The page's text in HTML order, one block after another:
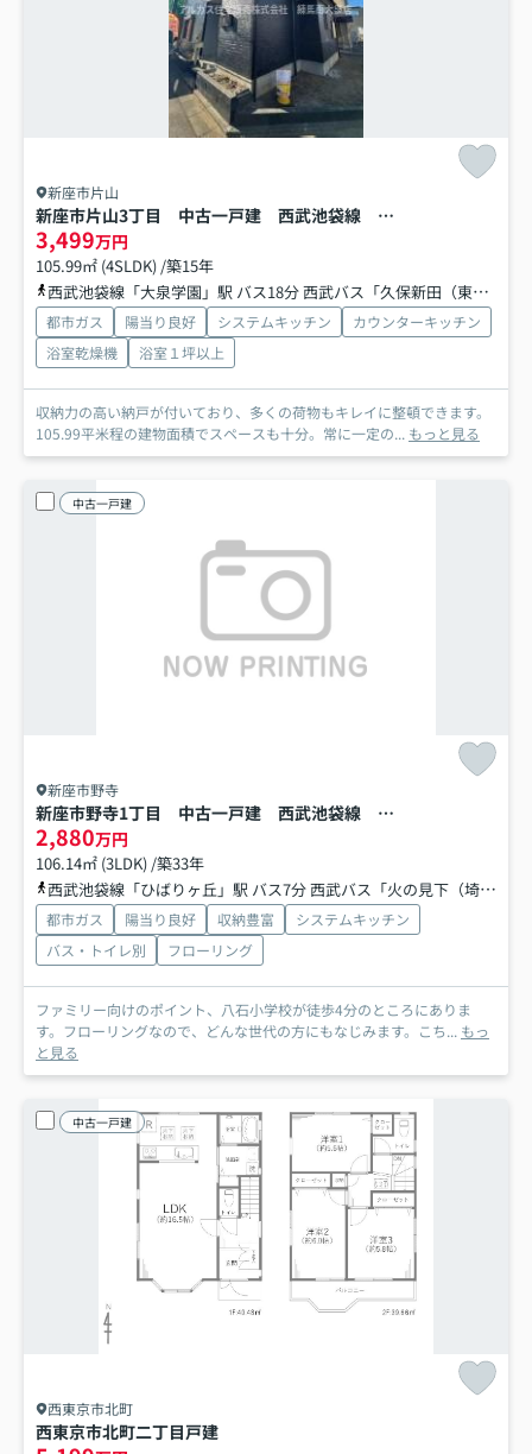
新座市片山
新座市片山3丁目 中古一戸建 西武池袋線 大泉学園
3,499万円
105.99㎡ (4SLDK) /築15年
西武池袋線「大泉学園」駅 バス18分 西武バス「久保新田（東京都）」 停歩11分
都市ガス 陽当り良好 システムキッチン
カウンターキッチン
浴室乾燥機
浴室１坪以上
収納力の高い納戸が付いており、多くの荷物もキレイに整頓できます。
105.99平米程の建物面積でスペースも十分。常に一定の... もっと見る
中古一戸建
新座市野寺
新座市野寺1丁目 中古一戸建 西武池袋線 ひばりが丘
2,880万円
106.14㎡ (3LDK) /築33年
西武池袋線「ひばりヶ丘」駅 バス7分 西武バス「火の見下（埼玉県）」 停歩4分
都市ガス 陽当り良好 収納豊富
システムキッチン
バス・トイレ別
フローリング
ファミリー向けのポイント、八石小学校が徒歩4分のところにありま
す。フローリングなので、どんな世代の方にもなじみます。こち... もっ
と見る
中古一戸建
西東京市北町
西東京市北町二丁目戸建